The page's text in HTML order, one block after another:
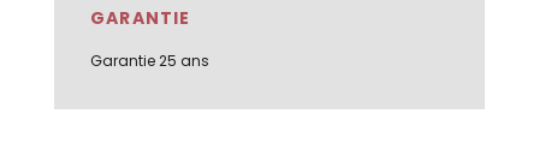
GARANTIE
Garantie 25 ans